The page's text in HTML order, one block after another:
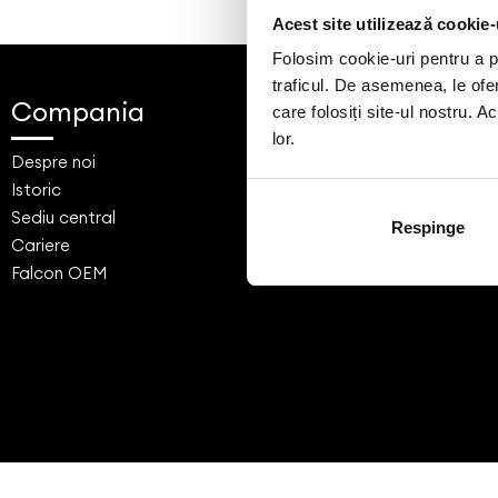
Acest site utilizează
Folosim cookie-uri pentru a
traficul. De asemenea, le
care folosiți site-ul nostru.
lor.
Respinge
Compania
Despre noi
Istoric
Sediu central
Cariere
Falcon OEM
Timisoara